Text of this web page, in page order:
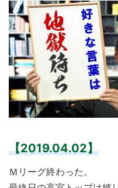
【2019.04.02】
Ｍリーグ終わった。